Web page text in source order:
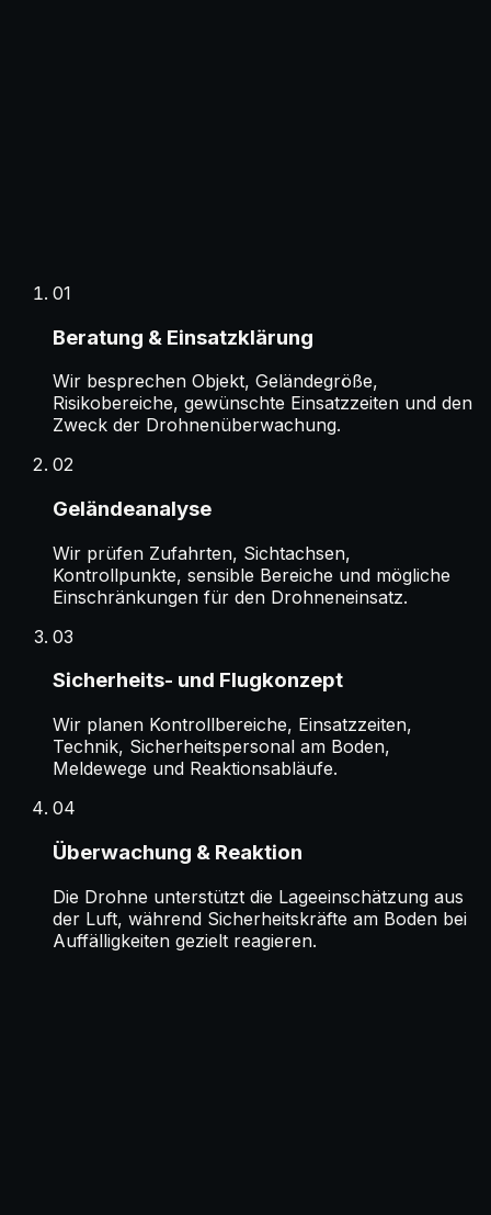
01
Beratung & Einsatzklärung
Wir besprechen Objekt, Geländegröße,
Risikobereiche, gewünschte Einsatzzeiten und den
Zweck der Drohnenüberwachung.
02
Geländeanalyse
Wir prüfen Zufahrten, Sichtachsen,
Kontrollpunkte, sensible Bereiche und mögliche
Einschränkungen für den Drohneneinsatz.
03
Sicherheits- und Flugkonzept
Wir planen Kontrollbereiche, Einsatzzeiten,
Technik, Sicherheitspersonal am Boden,
Meldewege und Reaktionsabläufe.
04
Überwachung & Reaktion
Die Drohne unterstützt die Lageeinschätzung aus
der Luft, während Sicherheitskräfte am Boden bei
Auffälligkeiten gezielt reagieren.